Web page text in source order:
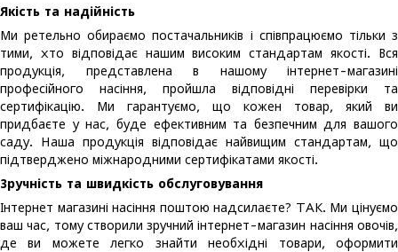
Якість та надійність
Ми ретельно обираємо постачальників і співпрацюємо тільки з
тими, хто відповідає нашим високим стандартам якості. Вся
продукція, представлена в нашому інтернет-магазині
професійного насіння, пройшла відповідні перевірки та
сертифікацію. Ми гарантуємо, що кожен товар, який ви
придбаєте у нас, буде ефективним та безпечним для вашого
саду. Наша продукція відповідає найвищим стандартам, що
підтверджено міжнародними сертифікатами якості.
Зручність та швидкість обслуговування
Інтернет магазині насіння поштою надсилаєте? ТАК. Ми цінуємо
ваш час, тому створили зручний інтернет-магазин насіння овочів,
де ви можете легко знайти необхідні товари, оформити